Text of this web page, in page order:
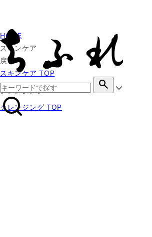
search
HOME
スキンケア
戻る
スキンケア TOP
クレンジング
クレンジング TOP